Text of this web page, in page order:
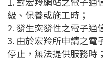
級、保養或施工時；
2. 發生突發性之電子通
3. 由於宏羚所申請之電
停止，無法提供服務時；